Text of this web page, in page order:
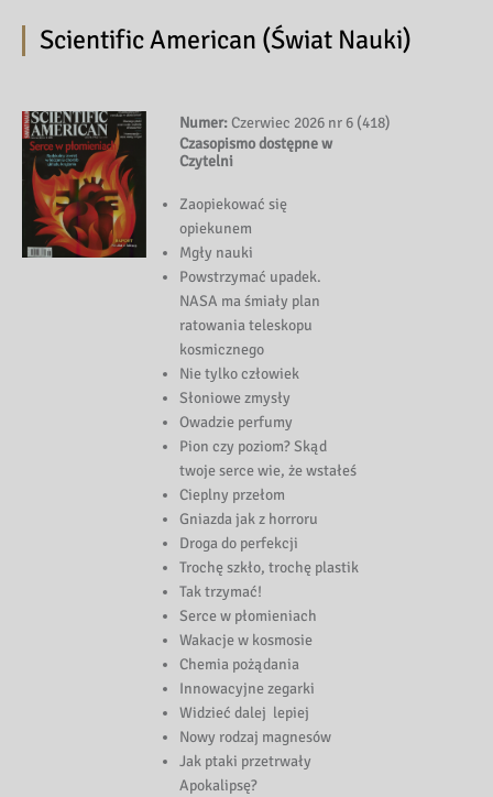
Scientific American (Świat Nauki)
Numer:Czerwiec 2026 nr 6 (418)
Czasopismo dostępne w
Czytelni
Zaopiekować się
opiekunem
Mgły nauki
Powstrzymać upadek.
NASA ma śmiały plan
ratowania teleskopu
kosmicznego
Nie tylko człowiek
Słoniowe zmysły
Owadzie perfumy
Pion czy poziom? Skąd
twoje serce wie, że wstałeś
Cieplny przełom
Gniazda jak z horroru
Droga do perfekcji
Trochę szkło, trochę plastik
Tak trzymać!
Serce w płomieniach
Wakacje w kosmosie
Chemia pożądania
Innowacyjne zegarki
Widzieć dalej lepiej
Nowy rodzaj magnesów
Jak ptaki przetrwały
Apokalipsę?